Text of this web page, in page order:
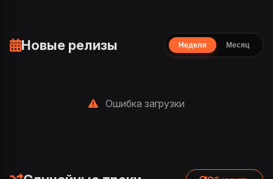
Новые релизы Неделя Месяц
Ошибка загрузки